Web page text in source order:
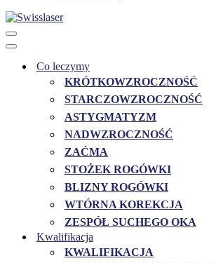
Menu
nawigacji
Menu
nawigacjiCo leczymy
KRÓTKOWZROCZNOŚĆ
STARCZOWZROCZNOŚĆ
ASTYGMATYZM
NADWZROCZNOŚĆ
ZAĆMA
STOŻEK ROGÓWKI
BLIZNY ROGÓWKI
WTÓRNA KOREKCJA
ZESPÓŁ SUCHEGO OKA
Kwalifikacja
KWALIFIKACJA